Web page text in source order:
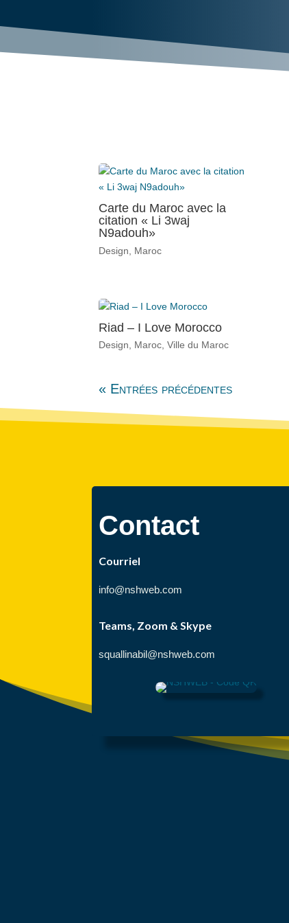
Carte du Maroc avec la
citation « Li 3waj
N9adouh»
Design Maroc
Riad – I Love Morocco
Design, Maroc,Ville du Maroc
« Entrées précédentes
Contact
Courriel
info@nshweb.com
Teams, Zoom & Skype
squallinabil@nshweb.com